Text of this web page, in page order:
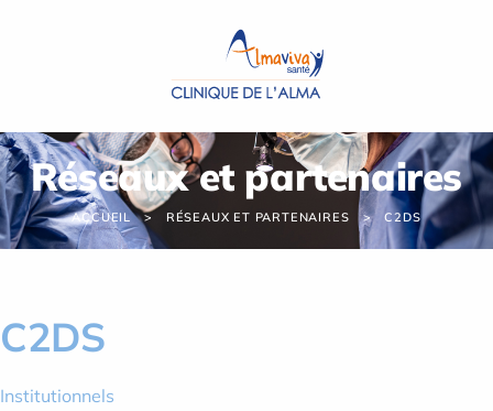
Réseaux et partenaires
ACCUEIL RÉSEAUX ET PARTENAIRES C2DS
C2DS
Institutionnels